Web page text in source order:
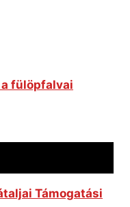
fülöpfalvai
Támogatási